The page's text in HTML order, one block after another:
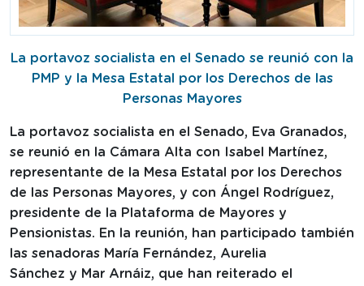
La portavoz socialista en el Senado se reunió con la
PMP y la Mesa Estatal por los Derechos de las
Personas Mayores
La portavoz socialista en el Senado, Eva Granados,
se reunió en la Cámara Alta con Isabel Martínez,
representante de la Mesa Estatal por los Derechos
de las Personas Mayores, y con Ángel Rodríguez,
presidente de la Plataforma de Mayores y
Pensionistas. En la reunión, han participado también
las senadoras María Fernández, Aurelia
Sánchez y Mar Arnáiz, que han reiterado el